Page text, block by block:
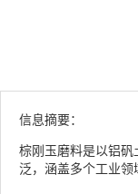
信息摘要：
棕刚玉磨料是以铝
泛，涵盖多个工业领